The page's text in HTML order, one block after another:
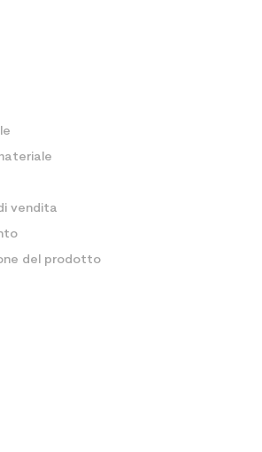
vendita
del prodotto